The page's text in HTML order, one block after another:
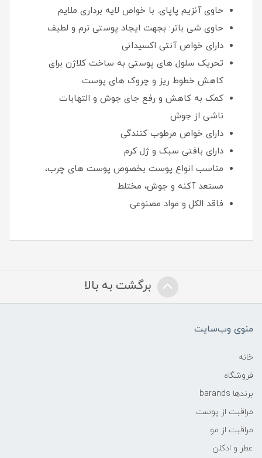
حاوی آنزیم پاپای: با خواص لایه برداری ملایم
حاوی شی باتر: بجهت ایجاد پوستی نرم و لطیف
دارای خواص آنتی اکسیدانی
تحریک سلول های پوستی به ساخت کلاژن برای
کاهش خطوط ریز و چروک های پوست
کمک به کاهش و رفع جای جوش و التهابات
ناشی از جوش
دارای خواص مرطوب کنندگی
دارای بافتی سبک و ژل کرم
مناسب انواع پوست بخصوص پوست های چرب،
مستعد آکنه و جوش، مختلط
فاقد الکل و مواد مصنوعی
برگشت به بالا
منوی وب‌سایت
خانه
فروشگاه
برندها barands
مراقبت از پوست
مراقبت از مو
عطر و ادکلن